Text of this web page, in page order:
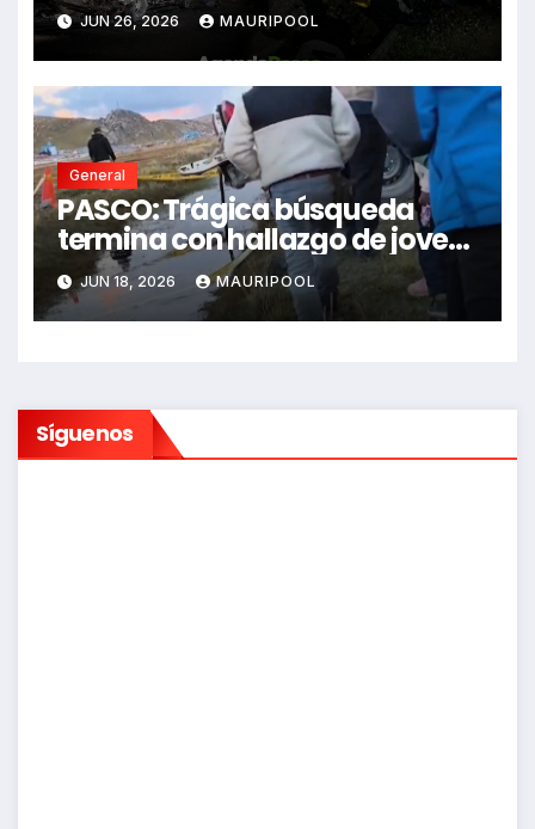
impactó auto siniestrado
dejando dos fallecidos
JUN 26, 2026 MAURIPOOL
General
PASCO: Trágica búsqueda
termina con hallazgo de joven
sin vida en Rancas
JUN 18, 2026 MAURIPOOL
Síguenos